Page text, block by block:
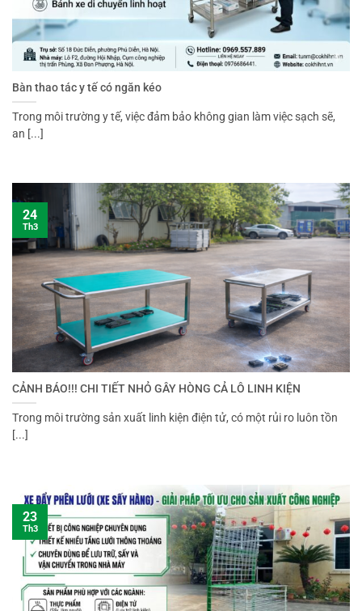
Bàn thao tác y tế có ngăn kéo
Trong môi trường y tế, việc đảm bảo không gian làm việc sạch sẽ,
an [...]
CẢNH BÁO!!! CHI TIẾT NHỎ GÂY HÒNG CẢ LÔ LINH KIỆN
Trong môi trường sản xuất linh kiện điện tử, có một rủi ro luôn tồn
[...]
24
Th3
23
Th3